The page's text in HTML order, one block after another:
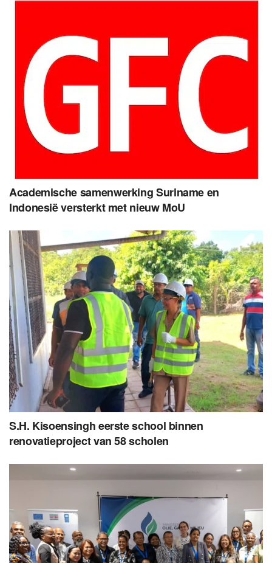
Academische samenwerking Suriname en
Indonesië versterkt met nieuw MoU
S.H. Kisoensingh eerste school binnen
renovatieproject van 58 scholen